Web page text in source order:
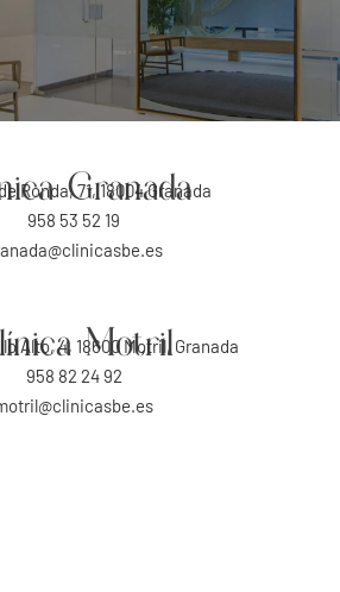
Granada
Ronda, 71, 18004 Granada
958 53 52 19
Motril
Alto, 4, 18600 Motril, Granada
958 82 24 92